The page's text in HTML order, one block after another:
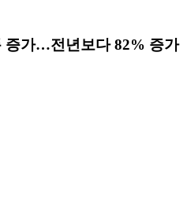
증가…전년보다 82% 증가